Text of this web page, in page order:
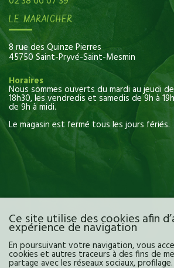
LE MARAICHER
8 rue des Quinze Pierres
45750 Saint-Pryvé-Saint-Mesmin
Horaires
Nous sommes ouverts du mardi au jeudi
18h30, les vendredis et samedis de 9h à
de 9h à midi.
Le magasin est fermé tous les jours fériés.
Ce site utilise des cookies afin
expérience de navigation
En poursuivant votre navigation, vous
cookies et autres traceurs à des fins de
partage avec les réseaux sociaux, profilage.